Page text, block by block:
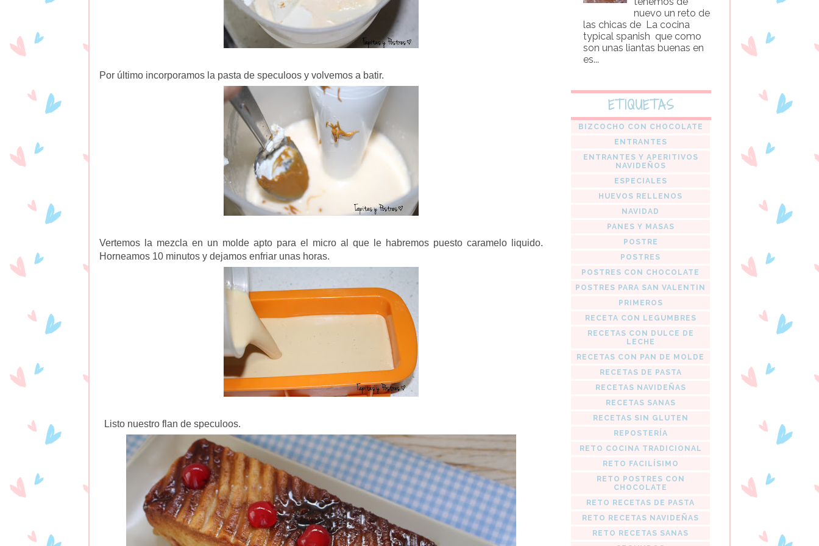
Por último incorporamos la pasta de speculoos y volvemos a batir.
Vertemos la mezcla en un molde apto para el micro al que le habremos puesto caramelo liquido.
Horneamos 10 minutos y dejamos enfriar unas horas.
Listo nuestro flan de speculoos.
nuevo un reto de
las chicas de La cocina
typical spanish que como
son unas liantas buenas en
es...
ETIQUETAS
BIZCOCHO CON CHOCOLATE
ENTRANTES
ENTRANTES Y APERITIVOS
NAVIDEÑOS
ESPECIALES
HUEVOS RELLENOS
NAVIDAD
PANES Y MASAS
POSTRE
POSTRES
POSTRES CON CHOCOLATE
POSTRES PARA SAN VALENTIN
PRIMEROS
RECETA CON LEGUMBRES
RECETAS CON DULCE DE
LECHE
RECETAS CON PAN DE MOLDE
RECETAS DE PASTA
RECETAS NAVIDEÑAS
RECETAS SANAS
RECETAS SIN GLUTEN
REPOSTERÍA
RETO COCINA TRADICIONAL
RETO FACILÍSIMO
RETO POSTRES CON
CHOCOLATE
RETO RECETAS DE PASTA
RETO RECETAS NAVIDEÑAS
RETO RECETAS SANAS